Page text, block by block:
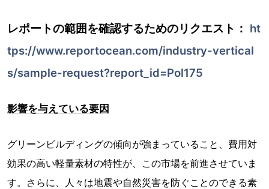
レポートの範囲を確認するためのリクエスト： ht
tps://www.reportocean.com/industry-vertical
s/sample-request?report_id=Pol175
影響を与えている要因
グリーンビルディングの傾向が強まっていること、費用対
効果の高い軽量素材の特性が、この市場を前進させていま
す。さらに、人々は地震や自然災害を防ぐことのできる素